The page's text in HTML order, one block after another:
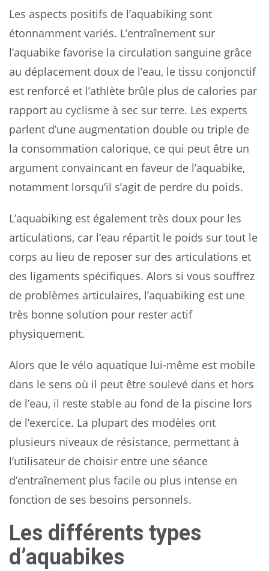
Les aspects positifs de l’aquabiking sont
étonnamment variés. L’entraînement sur
l’aquabike favorise la circulation sanguine grâce
au déplacement doux de l’eau, le tissu conjonctif
est renforcé et l’athlète brûle plus de calories par
rapport au cyclisme à sec sur terre. Les experts
parlent d’une augmentation double ou triple de
la consommation calorique, ce qui peut être un
argument convaincant en faveur de l’aquabike,
notamment lorsqu’il s’agit de perdre du poids.
L’aquabiking est également très doux pour les
articulations, car l’eau répartit le poids sur tout le
corps au lieu de reposer sur des articulations et
des ligaments spécifiques. Alors si vous souffrez
de problèmes articulaires, l’aquabiking est une
très bonne solution pour rester actif
physiquement.
Alors que le vélo aquatique lui-même est mobile
dans le sens où il peut être soulevé dans et hors
de l’eau, il reste stable au fond de la piscine lors
de l’exercice. La plupart des modèles ont
plusieurs niveaux de résistance, permettant à
l’utilisateur de choisir entre une séance
d’entraînement plus facile ou plus intense en
fonction de ses besoins personnels.
Les différents types
d’aquabikes